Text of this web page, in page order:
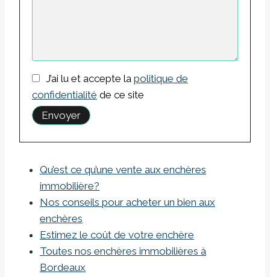
J’ai lu et accepte la politique de
confidentialité de ce site
Qu’est ce qu’une vente aux enchères
immobilière?
Nos conseils pour acheter un bien aux
enchères
Estimez le coût de votre enchère
Toutes nos enchères immobilières à
Bordeaux